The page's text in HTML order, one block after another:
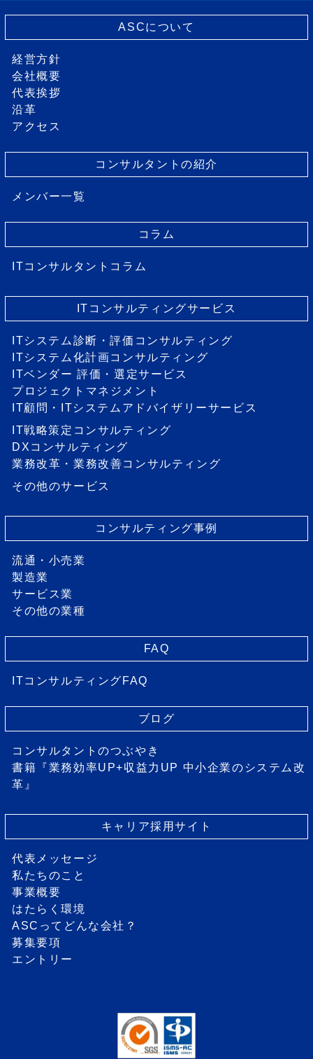
ASCについて
経営方針
会社概要
代表挨拶
沿革
アクセス
コンサルタントの紹介
メンバー一覧
コラム
ITコンサルタントコラム
ITコンサルティングサービス
ITシステム診断・評価コンサルティング
ITシステム化計画コンサルティング
ITベンダー 評価・選定サービス
プロジェクトマネジメント
IT顧問・ITシステムアドバイザリーサービス
IT戦略策定コンサルティング
DXコンサルティング
業務改革・業務改善コンサルティング
その他のサービス
コンサルティング事例
流通・小売業
製造業
サービス業
その他の業種
FAQ
ITコンサルティングFAQ
ブログ
コンサルタントのつぶやき
書籍『業務効率UP+収益力UP 中小企業のシステム改
革』
キャリア採用サイト
代表メッセージ
私たちのこと
事業概要
はたらく環境
ASCってどんな会社？
募集要項
エントリー